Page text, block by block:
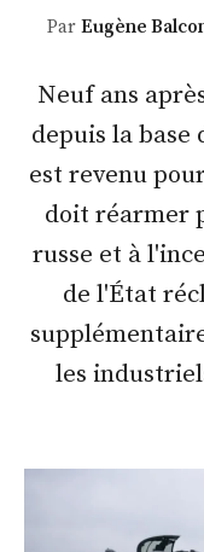
Par Eugène
Neuf ans
depuis la
est revenu
doit réarmer
russe et à
de l'État
les